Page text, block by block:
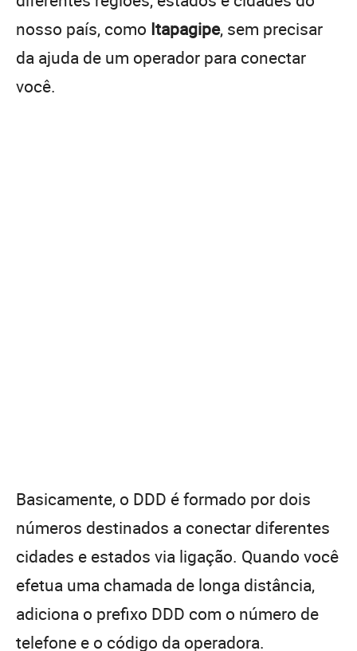
nosso país, como Itapagipe, sem precisar
da ajuda de um operador para conectar
você.
Basicamente, o DDD é formado por dois
números destinados a conectar diferentes
cidades e estados via ligação. Quando você
efetua uma chamada de longa distância,
adiciona o prefixo DDD com o número de
telefone e o código da operadora.